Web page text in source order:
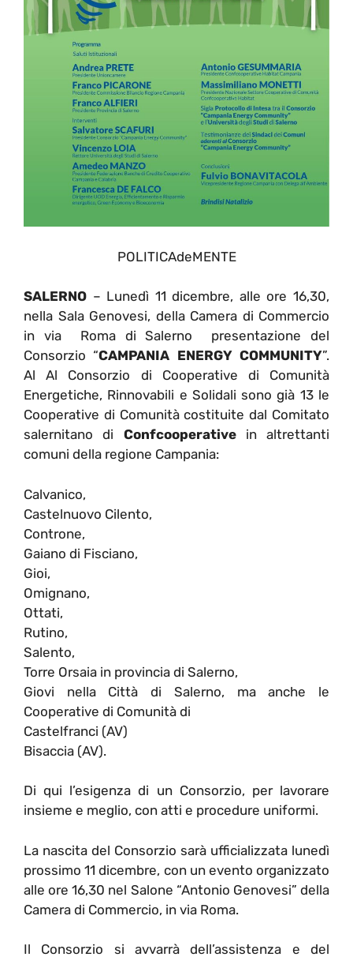
POLITICAdeMENTE
SALERNO – Lunedì 11 dicembre, alle ore 16,30,
nella Sala Genovesi, della Camera di Commercio
in via Roma di Salerno presentazione del
Consorzio “CAMPANIA ENERGY COMMUNITY”.
Al Al Consorzio di Cooperative di Comunità
Energetiche, Rinnovabili e Solidali sono già 13 le
Cooperative di Comunità costituite dal Comitato
salernitano di Confcooperativein altrettanti
comuni della regione Campania:
Calvanico,
Castelnuovo Cilento,
Controne,
Gaiano di Fisciano,
Gioi,
Omignano,
Ottati,
Rutino,
Salento,
Torre Orsaia in provincia di Salerno,
Giovi nella Città di Salerno, ma anche le
Cooperative di Comunità di
Castelfranci (AV)
Bisaccia (AV).
Di qui l’esigenza di un Consorzio, per lavorare
insieme e meglio, con atti e procedure uniformi.
La nascita del Consorzio sarà ufficializzata lunedì
prossimo 11 dicembre, con un evento organizzato
alle ore 16,30 nel Salone “Antonio Genovesi” della
Camera di Commercio, in via Roma.
Il Consorzio si avvarrà dell’assistenza e del